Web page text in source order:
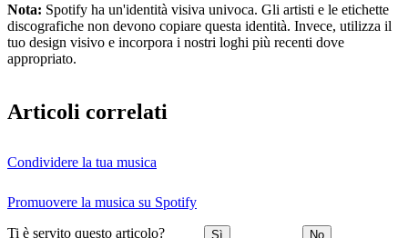
Nota: Spotify ha un'identità visiva univoca. Gli artisti e le etichette
discografiche non devono copiare questa identità. Invece, utilizza il
tuo design visivo e incorpora i nostri loghi più recenti dove
appropriato.
Articoli correlati
Condividere la tua musica
Promuovere la musica su Spotify
Ti è servito questo articolo? Sì No